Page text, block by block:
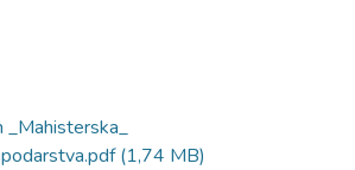
_Mahisterska_
(1,74 MB)